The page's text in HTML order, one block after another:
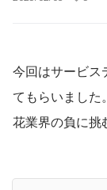
今回はサービス
てもらいました。
花業界の負に挑